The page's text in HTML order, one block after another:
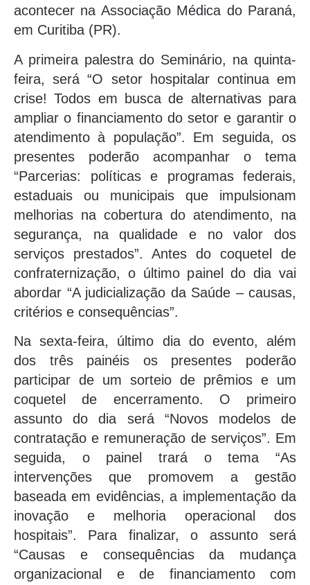
acontecer na Associação Médica do Paraná,
em Curitiba (PR).
A primeira palestra do Seminário, na quinta-
feira, será “O setor hospitalar continua em
crise! Todos em busca de alternativas para
ampliar o financiamento do setor e garantir o
atendimento à população”. Em seguida, os
presentes poderão acompanhar o tema
“Parcerias: políticas e programas federais,
estaduais ou municipais que impulsionam
melhorias na cobertura do atendimento, na
segurança, na qualidade e no valor dos
serviços prestados”. Antes do coquetel de
confraternização, o último painel do dia vai
abordar “A judicialização da Saúde – causas,
critérios e consequências”.
Na sexta-feira, último dia do evento, além
dos três painéis os presentes poderão
participar de um sorteio de prêmios e um
coquetel de encerramento. O primeiro
assunto do dia será “Novos modelos de
contratação e remuneração de serviços”. Em
seguida, o painel trará o tema “As
intervenções que promovem a gestão
baseada em evidências, a implementação da
inovação e melhoria operacional dos
hospitais”. Para finalizar, o assunto será
“Causas e consequências da mudança
organizacional e de financiamento com